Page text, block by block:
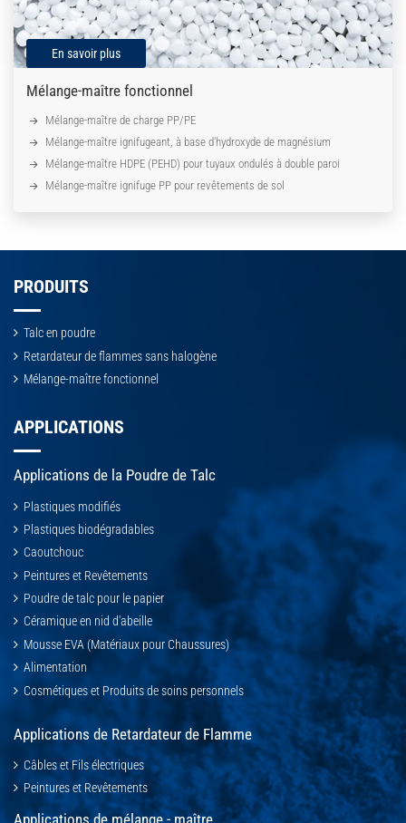
En savoir plus
Mélange-maître fonctionnel
Mélange-maître de charge PP/PE
Mélange-maître ignifugeant, à base d'hydroxyde de magnésium
Mélange-maître HDPE (PEHD) pour tuyaux ondulés à double paroi
Mélange-maître ignifuge PP pour revêtements de sol
PRODUITS
Talc en poudre
Retardateur de flammes sans halogène
Mélange-maître fonctionnel
APPLICATIONS
Applications de la Poudre de Talc
Plastiques modifiés
Plastiques biodégradables
Caoutchouc
Peintures et Revêtements
Poudre de talc pour le papier
Céramique en nid d'abeille
Mousse EVA (Matériaux pour Chaussures)
Alimentation
Cosmétiques et Produits de soins personnels
Applications de Retardateur de Flamme
Câbles et Fils électriques
Peintures et Revêtements
Applications de mélange - maître